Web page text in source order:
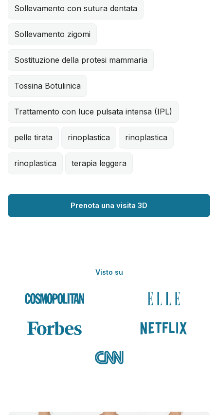
Sollevamento con sutura dentata
Sollevamento zigomi
Sostituzione della protesi mammaria
Tossina Botulinica
Trattamento con luce pulsata intensa (IPL)
pelle tirata rinoplastica rinoplastica
rinoplastica terapia leggera
Prenota una visita 3D
Visto su